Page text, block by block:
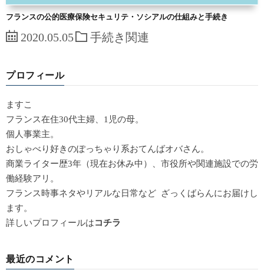
フランスの公的医療保険セキュリテ・ソシアルの仕組みと手続き
2020.05.05 手続き関連
プロフィール
ますこ
フランス在住30代主婦、1児の母。
個人事業主。
おしゃべり好きのぽっちゃり系おてんばオバさん。
商業ライター歴3年（現在お休み中）、市役所や関連施設での労
働経験アリ。
フランス時事ネタやリアルな日常など ざっくばらんにお届けし
ます。
詳しいプロフィールはコチラ
最近のコメント